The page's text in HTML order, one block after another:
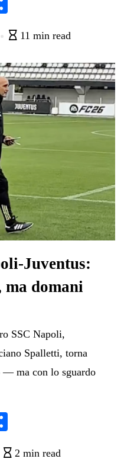
di
vi
di
11 min read
Juventus:
domani
SSC Napoli,
Spalletti, torna
— ma con lo sguardo
di2 min read